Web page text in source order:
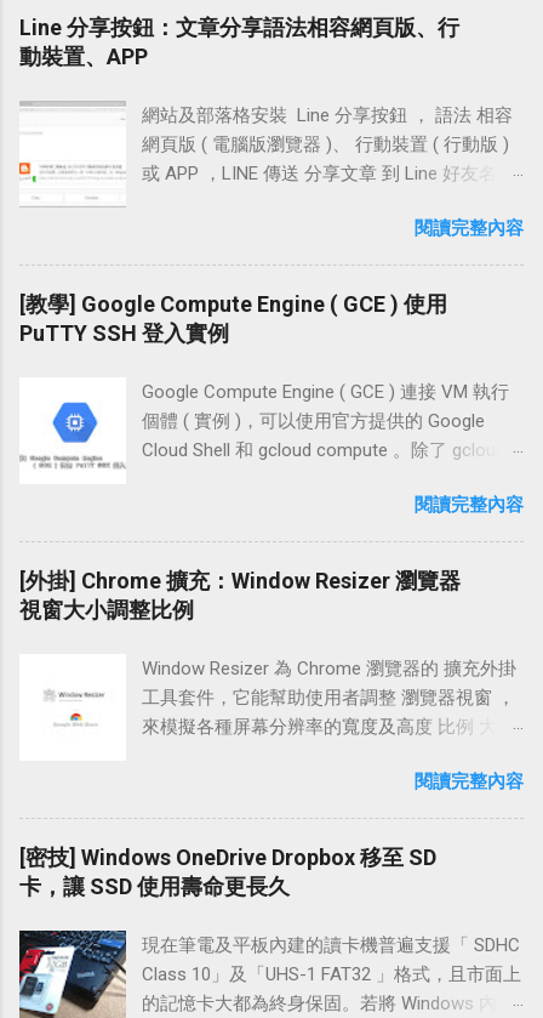
面中提示： 在 CNAME 記錄中，除了需要一筆
將「www 指向 ghs.google.com」的記錄，還需
n26b3fpfhapd...
密碼，變更私鑰密碼，或是變更金鑰註解 ( Key
comment )。 使用方式 下載 PuTTYgen 前往
本綠色區塊中的「puttygen.exe」。 Step2 建立
SSH「公鑰與私鑰」密鑰對 點擊運行並打開
「puttygen.exe」之後，選擇 SSH-2 ( RSA )
2048 bits，按下畫面中的「Generate」就能開
http://vidsbee.com/ColorPick/ 檔案下載：
Chrome 安裝版連結 ｜ 主機安裝版官網鏈結 附
上。 需要權限： 讀取及變更您造訪過的網站上
的所有資料 操作介紹 使用時按下 ColorPick
Eyedropper 圖示，即可在網頁中的任意位置擷
色碼，需查看 HSL 色碼值可點擊設置 ( 齒鑰 )
在設定頁面即可選取 HSL 選項，另外曾經擷取
過的顏色也會保留在這一頁
端即可直接登入。 使用「簡訊」的方式登入電
腦版網站時，Twitter 會傳送 登入的憑證 代碼至
證框並按下確定，即可完成登入的動作。
Twitter 的手機簡訊 兩步驟認證 登入，在設置時
較為繁複，若你一直設定不成功，不妨參考本
文的設置方法，相信可以很快的完成簡訊登入
請求！ 相關連結 Twitter 官方網站「
簡訊兩步驗證登入設定 測試登入時是否有收到
簡訊 移動設備 app 雙重認證設定 測試 app 中是
訊兩步驗證登入設定 首先，使用行動智慧型裝
置或在家用電腦的瀏覽器中前往 Twitter 移動版
網站「 https://mobile.twitter.com/ 」並直接輸
擊【使用者】頭像並將網頁往下拉，點選【設
定】 若你是使用行動智慧型裝置，可以點取
【齒輪】；接著再點選【設定】 在這邊我們點
擊 Phone 下方的【Add】 系統跳出的輸入框
中，輸入自己的電話號碼，例:【0912XXXXXX】
不需加上「+886」 上一步按下【儲存】後，系
統會傳送一封六個數字的驗證碼至手機中，我
們將那六個數字填入目前的輸入框中，並按下
【認證】 接著，系統會提示「twitter 帳戶已確
認」，表示手機已在 twitter 上激活了 手機上也
件 接著我們登入 twitter 的電腦版網站「 https...
Line 分享按鈕：文章分享語法相容網頁版、行
動裝置、APP
網站及部落格安裝 Line 分享按鈕 ， 語法 相容
網頁版 ( 電腦版瀏覽器 )、 行動裝置 ( 行動版 )
或 APP ，LINE 傳送 分享文章 到 Line 好友名單
裝「LINE 分享按鈕」的方式有兩種，一種是
「圖片 JavaScript 連結」，另一種是利用官方
提供的「LINE 函式庫」，當然 行動版 及 App
都適用。 無論是圖片連結的方式，或是使用官
方函式庫將文章分享到 LINE，都能夠正常抓取
文章的「網址、圖片、標題、描述」。從行動
裝置上按下我們在行動版或網頁版裡設置的
LINE 分享按鈕，也能夠正常的開啟 LINE APP 做
分享文章的動作，將文章分享給好友。 本文中
「LINE 分享按鈕語法」除了一般安裝方式，也
可以參考以下的設定介紹為自己的行動版及網
頁版 ( 電腦版 ) 網站做「LINE 分享按鈕」的部
境 當訪客按下分享按鈕時，會在瀏覽器上開啟
一個新視窗。輸入 LINE 的帳號和密碼登入之
後，就能做文章分享的動作。如下圖和上圖。
文章時即不用再次做登入的動作。) LINE 分享按
鈕樣式 (* 可以點擊以下 LINE 分享按鈕，直接觀
察訪客的使用情境。) 「用 LINE 傳送」使用
「圖片 JavaScript 連結」按鈕 「用 LINE 傳送」
使用「官方 LINE 函式庫」按鈕 相關連結 設置
方法｜用 LINE 傳送：「
https://media.line.me/howto/zh-hant/ 」 LINE
按鈕圖片檔下載：「
閱讀完整內容
[教學] Google Compute Engine ( GCE ) 使用
PuTTY SSH 登入實例
Google Compute Engine ( GCE ) 連接 VM 執行
個體 ( 實例 )，可以使用官方提供的 Google
Cloud Shell 和 gcloud compute 。除了 gcloud
SSH 的方式登入 GCE 實例 ，如果你找不到方法
登入 ，不妨參考本文的連線 教學 方法。 學習
在 OpenShift 、GCE、EC2 上架設 WordPress，
PuTTYgen 和 PuTTY 這兩個工具會很常運用
到。由於服務端架設好之後 PuTTYgen 就很少
拿出來使用，趁著現在快忘記的同時，也順道
從記憶裡撈資料，邊留下注記，以便往後翻
閱。 在內文中，我們會先操作 PuTTYgen 建立
公鑰與私鑰，將公鑰放到 GCE 後，接著再運用
PuTTY 設置 SSH 連線，然後銜接連入到 GCE
立公鑰與私鑰 登入 GCE 建立 SSH 金鑰 PuTTY
設置 SSH 連線到 GCE 實例 連線教學 Step 1 使
PuTTYgen 產生 SSH 連線 RSA、DSA 公鑰與私
鑰 」，執行到「STEP 2」完成後，接著回到這
裡變更金鑰註解 ( Key comment ) 的內容。 首
閱讀完整內容
[外掛] Chrome 擴充：Window Resizer 瀏覽器
視窗大小調整比例
Window Resizer 為 Chrome 瀏覽器的 擴充外掛
工具套件，它能幫助使用者調整 瀏覽器視窗 ，
來模擬各種屏幕分辨率的寬度及高度 比例 大
大小 ，使網站適合在各種行動裝置上呈現，讓
訪客有個良好的互動體驗。 現今的智慧型移動
設備長寬比例百百款，若要特別為某種機型做
特定的寬度調適，想必會很頭疼。有了 Window
Resizer 也不用擔心，因為 Window Resizer 除
了預建了幾組常用的屏幕響應值外，也支援
「自訂義大小」供設計人員方便的幫網站佈
局。 另外， Window Resizer 也貼心的內建了
閱讀完整內容
[密技] Windows OneDrive Dropbox 移至 SD
卡，讓 SSD 使用壽命更長久
現在筆電及平板內建的讀卡機普遍支援「 SDHC
Class 10」及「UHS-1 FAT32 」格式，且市面上
的記憶卡大都為終身保固。若將 Windows 內建